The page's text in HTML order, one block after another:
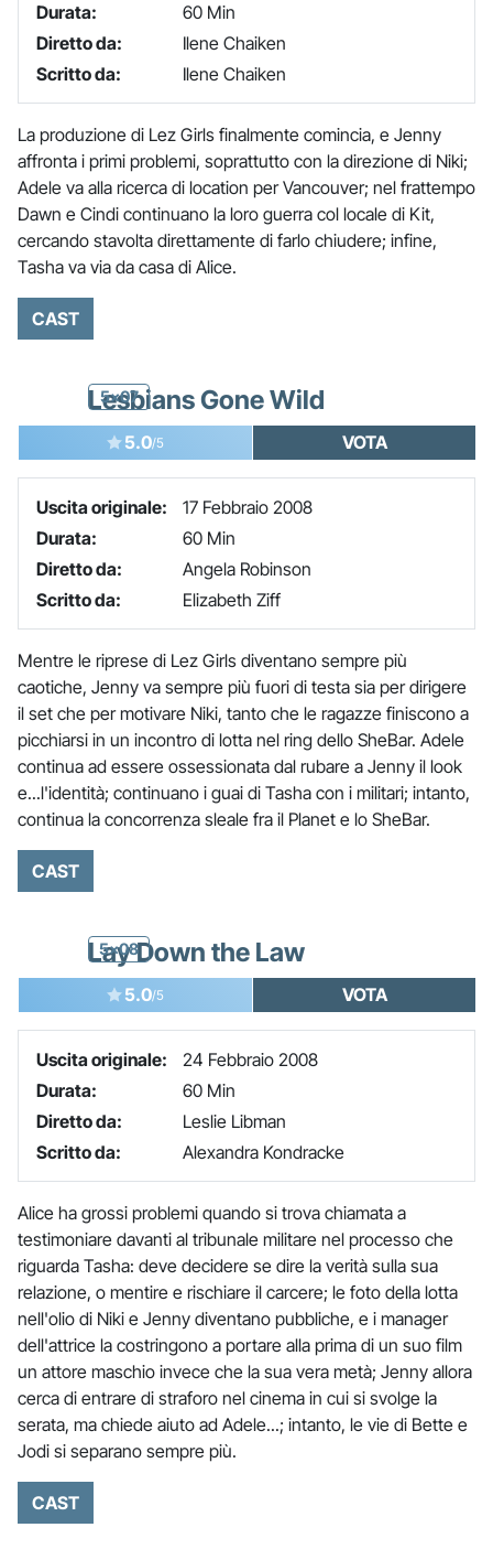
Durata:
60 Min
Diretto da:
Ilene Chaiken
Scritto da:
Ilene Chaiken
La produzione di Lez Girls finalmente comincia, e Jenny
affronta i primi problemi, soprattutto con la direzione di Niki;
Adele va alla ricerca di location per Vancouver; nel frattempo
Dawn e Cindi continuano la loro guerra col locale di Kit,
cercando stavolta direttamente di farlo chiudere; infine,
Tasha va via da casa di Alice.
CAST
5x07
Lesbians Gone Wild
5.0/5 VOTA
Uscita originale:
17 Febbraio 2008
Durata:
60 Min
Diretto da:
Angela Robinson
Scritto da:
Elizabeth Ziff
Mentre le riprese di Lez Girls diventano sempre più
caotiche, Jenny va sempre più fuori di testa sia per dirigere
il set che per motivare Niki, tanto che le ragazze finiscono a
picchiarsi in un incontro di lotta nel ring dello SheBar. Adele
continua ad essere ossessionata dal rubare a Jenny il look
e...l'identità; continuano i guai di Tasha con i militari; intanto,
continua la concorrenza sleale fra il Planet e lo SheBar.
CAST
5x08
Lay Down the Law
5.0/5 VOTA
Uscita originale:
24 Febbraio 2008
Durata:
60 Min
Diretto da:
Leslie Libman
Scritto da:
Alexandra Kondracke
Alice ha grossi problemi quando si trova chiamata a
testimoniare davanti al tribunale militare nel processo che
riguarda Tasha: deve decidere se dire la verità sulla sua
relazione, o mentire e rischiare il carcere; le foto della lotta
nell'olio di Niki e Jenny diventano pubbliche, e i manager
dell'attrice la costringono a portare alla prima di un suo film
un attore maschio invece che la sua vera metà; Jenny allora
cerca di entrare di straforo nel cinema in cui si svolge la
serata, ma chiede aiuto ad Adele...; intanto, le vie di Bette e
Jodi si separano sempre più.
CAST